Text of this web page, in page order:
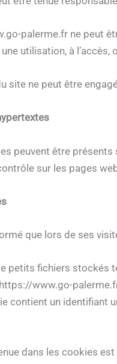
palerme.fr ne peut
une utilisation, à
site ne peut être
peuvent être
sur les pages
que lors de ses
petits fichiers stockés
www.go-
contient un identifiant
dans les cookies